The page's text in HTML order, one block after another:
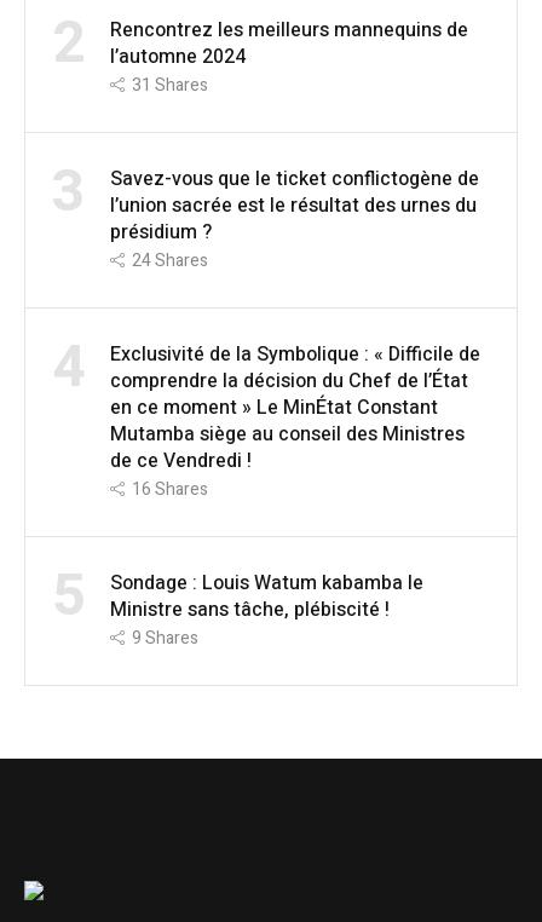
2
Rencontrez les meilleurs mannequins de
l’automne 2024
31 Shares
3
Savez-vous que le ticket conflictogène de
l’union sacrée est le résultat des urnes du
présidium ?
24Shares
4
Exclusivité de la Symbolique : « Difficile de
comprendre la décision du Chef de l’État
en ce moment » Le MinÉtat Constant
Mutamba siège au conseil des Ministres
de ce Vendredi !
16Shares
5
Sondage : Louis Watum kabamba le
Ministre sans tâche, plébiscité !
9Shares